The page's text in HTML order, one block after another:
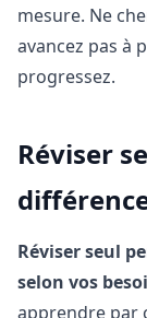
mesure. Ne
avancez pas à
progressez.
Réviser
Réviser seul
selon vos
apprendre par